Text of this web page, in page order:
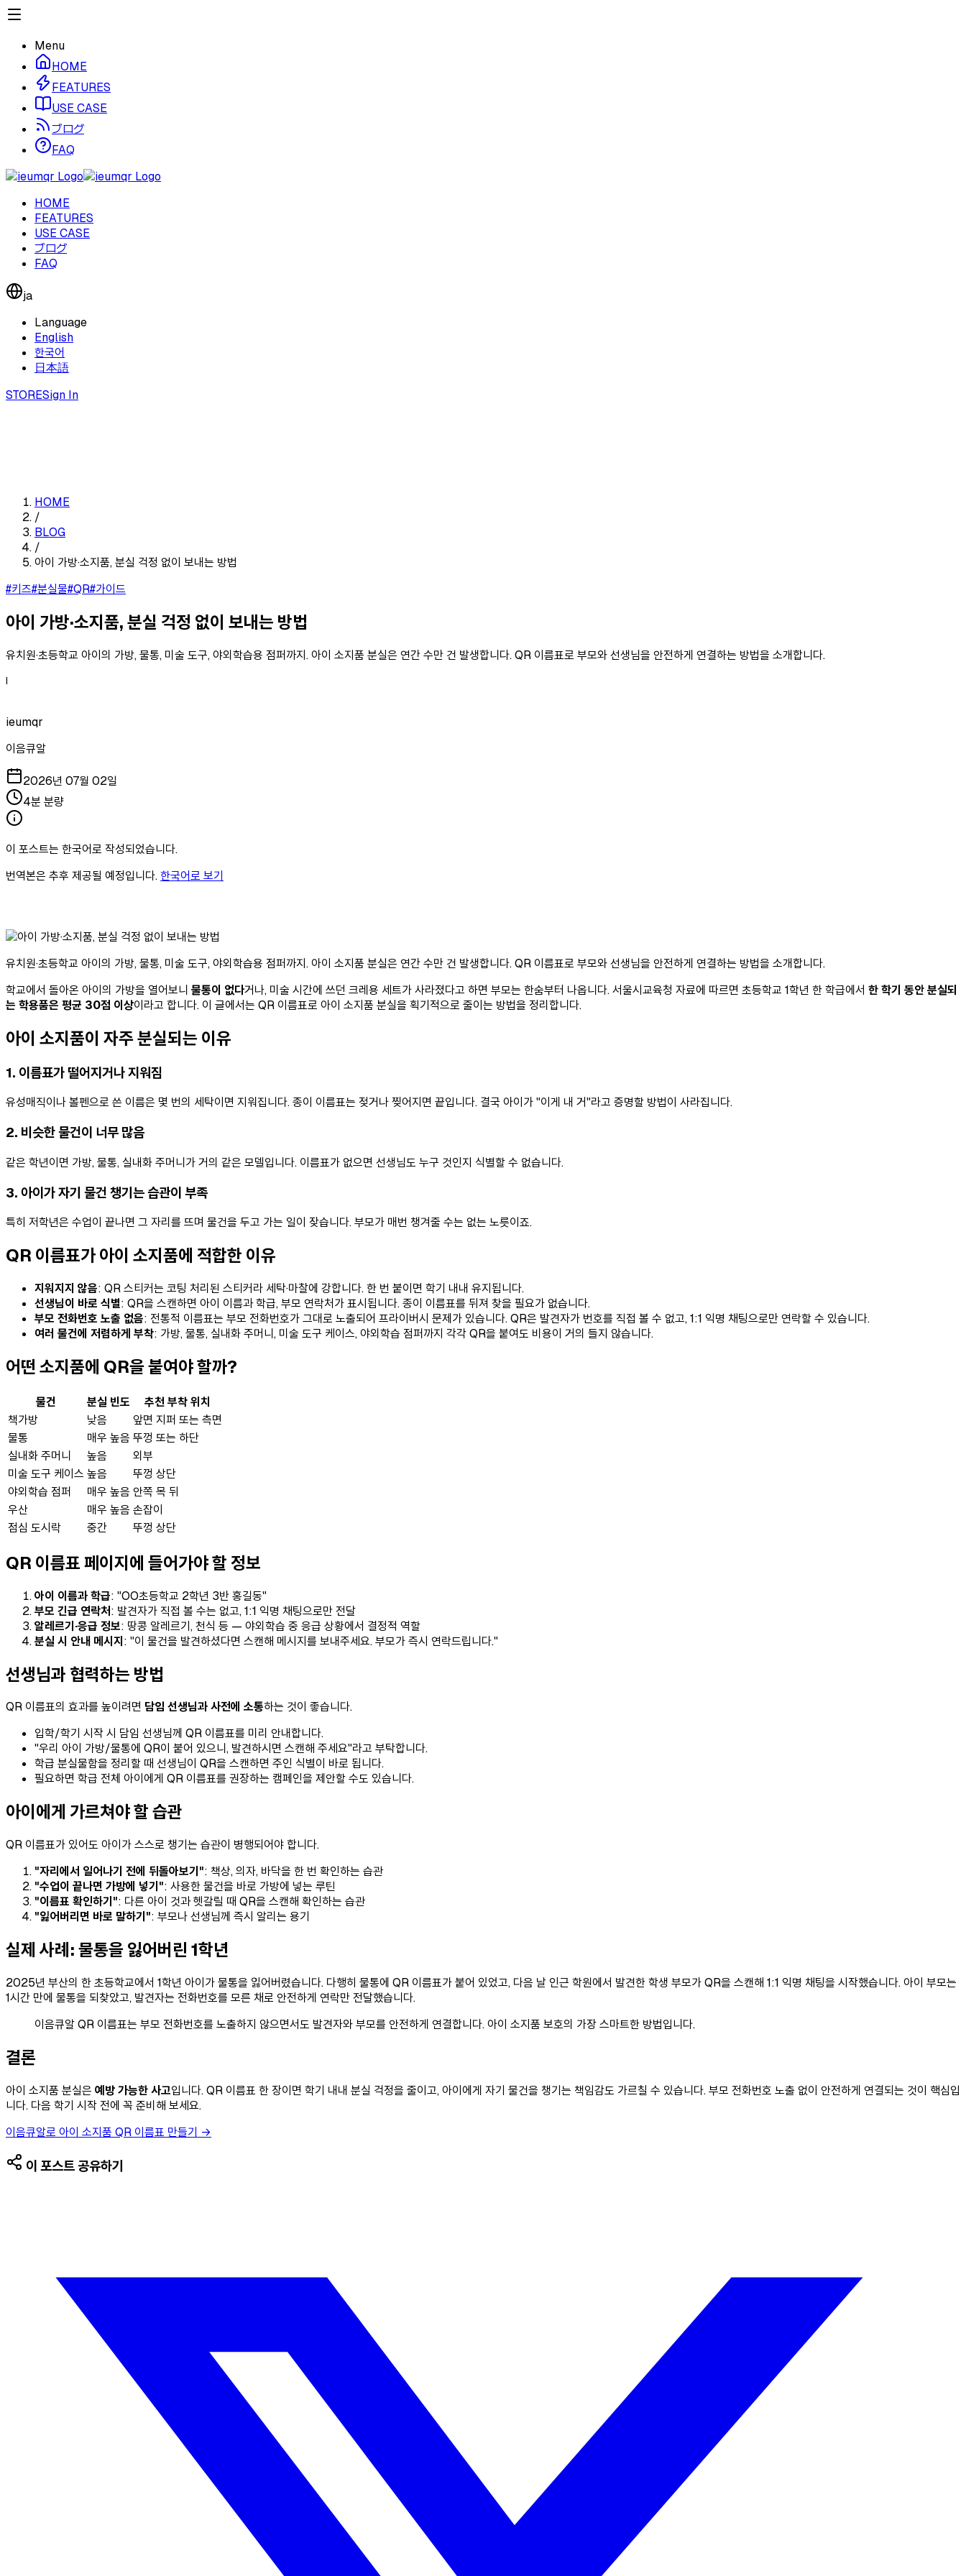
Menu
HOME
FEATURES
USE CASE
ブログ
FAQ
HOME
FEATURES
USE CASE
ブログ
FAQ
ja
Language
English
한국어
日本語
STORESign In
HOME
/
BLOG
/
아이 가방·소지품, 분실 걱정 없이 보내는 방법
#키즈#분실물#QR#가이드
아이 가방·소지품, 분실 걱정 없이 보내는 방법
유치원·초등학교 아이의 가방, 물통, 미술 도구, 야외학습용 점퍼까지. 아이 소지품 분실은 연간 수만 건 발생합니다. QR 이름표로 부모와 선생님을 안전하게 연결하는 방법을 소개합니다.
I
ieumqr
이음큐알
2026년 07월 02일
4분 분량
이 포스트는 한국어로 작성되었습니다.
번역본은 추후 제공될 예정입니다.한국어로 보기
유치원·초등학교 아이의 가방, 물통, 미술 도구, 야외학습용 점퍼까지. 아이 소지품 분실은 연간 수만 건 발생합니다. QR 이름표로 부모와 선생님을 안전하게 연결하는 방법을 소개합니다.
학교에서 돌아온 아이의 가방을 열어보니 물통이 없다거나, 미술 시간에 쓰던 크레용 세트가 사라졌다고 하면 부모는 한숨부터 나옵니다. 서울시교육청 자료에 따르면 초등학교 1학년 한 학급에서 한 학기 동안 분실되
는 학용품은 평균 30점 이상이라고 합니다. 이 글에서는 QR 이름표로 아이 소지품 분실을 획기적으로 줄이는 방법을 정리합니다.
아이 소지품이 자주 분실되는 이유
1. 이름표가 떨어지거나 지워짐
유성매직이나 볼펜으로 쓴 이름은 몇 번의 세탁이면 지워집니다. 종이 이름표는 젖거나 찢어지면 끝입니다. 결국 아이가 "이게 내 거"라고 증명할 방법이 사라집니다.
2. 비슷한 물건이 너무 많음
같은 학년이면 가방, 물통, 실내화 주머니가 거의 같은 모델입니다. 이름표가 없으면 선생님도 누구 것인지 식별할 수 없습니다.
3. 아이가 자기 물건 챙기는 습관이 부족
특히 저학년은 수업이 끝나면 그 자리를 뜨며 물건을 두고 가는 일이 잦습니다. 부모가 매번 챙겨줄 수는 없는 노릇이죠.
QR 이름표가 아이 소지품에 적합한 이유
지워지지 않음: QR 스티커는 코팅 처리된 스티커라 세탁·마찰에 강합니다. 한 번 붙이면 학기 내내 유지됩니다.
선생님이 바로 식별: QR을 스캔하면 아이 이름과 학급, 부모 연락처가 표시됩니다. 종이 이름표를 뒤져 찾을 필요가 없습니다.
부모 전화번호 노출 없음: 전통적 이름표는 부모 전화번호가 그대로 노출되어 프라이버시 문제가 있습니다. QR은 발견자가 번호를 직접 볼 수 없고, 1:1 익명 채팅으로만 연락할 수 있습니다.
여러 물건에 저렴하게 부착: 가방, 물통, 실내화 주머니, 미술 도구 케이스, 야외학습 점퍼까지 각각 QR을 붙여도 비용이 거의 들지 않습니다.
어떤 소지품에 QR을 붙여야 할까?
물건 분실 빈도
추천 부착 위치
책가방
낮음
앞면 지퍼 또는 측면
물통
매우 높음 뚜껑 또는 하단
실내화 주머니
높음
외부
미술 도구 케이스 높음
뚜껑 상단
야외학습 점퍼
매우 높음 안쪽 목 뒤
우산
매우 높음 손잡이
점심 도시락
중간 뚜껑 상단
QR 이름표 페이지에 들어가야 할 정보
아이 이름과 학급: "OO초등학교 2학년 3반 홍길동"
부모 긴급 연락처: 발견자가 직접 볼 수는 없고, 1:1 익명 채팅으로만 전달
알레르기·응급 정보: 땅콩 알레르기, 천식 등 — 야외학습 중 응급 상황에서 결정적 역할
분실 시 안내 메시지: "이 물건을 발견하셨다면 스캔해 메시지를 보내주세요. 부모가 즉시 연락드립니다."
선생님과 협력하는 방법
QR 이름표의 효과를 높이려면 담임 선생님과 사전에 소통하는 것이 좋습니다.
입학/학기 시작 시 담임 선생님께 QR 이름표를 미리 안내합니다.
"우리 아이 가방/물통에 QR이 붙어 있으니, 발견하시면 스캔해 주세요"라고 부탁합니다.
학급 분실물함을 정리할 때 선생님이 QR을 스캔하면 주인 식별이 바로 됩니다.
필요하면 학급 전체 아이에게 QR 이름표를 권장하는 캠페인을 제안할 수도 있습니다.
아이에게 가르쳐야 할 습관
QR 이름표가 있어도 아이가 스스로 챙기는 습관이 병행되어야 합니다.
"자리에서 일어나기 전에 뒤돌아보기": 책상, 의자, 바닥을 한 번 확인하는 습관
"수업이 끝나면 가방에 넣기": 사용한 물건을 바로 가방에 넣는 루틴
"이름표 확인하기": 다른 아이 것과 헷갈릴 때 QR을 스캔해 확인하는 습관
"잃어버리면 바로 말하기": 부모나 선생님께 즉시 알리는 용기
실제 사례: 물통을 잃어버린 1학년
2025년 부산의 한 초등학교에서 1학년 아이가 물통을 잃어버렸습니다. 다행히 물통에 QR 이름표가 붙어 있었고, 다음 날 인근 학원에서 발견한 학생 부모가 QR을 스캔해 1:1 익명 채팅을 시작했습니다. 아이 부모는
1시간 만에 물통을 되찾았고, 발견자는 전화번호를 모른 채로 안전하게 연락만 전달했습니다.
이음큐알 QR 이름표는 부모 전화번호를 노출하지 않으면서도 발견자와 부모를 안전하게 연결합니다. 아이 소지품 보호의 가장 스마트한 방법입니다.
결론
아이 소지품 분실은 예방 가능한 사고입니다. QR 이름표 한 장이면 학기 내내 분실 걱정을 줄이고, 아이에게 자기 물건을 챙기는 책임감도 가르칠 수 있습니다. 부모 전화번호 노출 없이 안전하게 연결되는 것이 핵심입
니다. 다음 학기 시작 전에 꼭 준비해 보세요.
이음큐알로 아이 소지품 QR 이름표 만들기 →
이 포스트 공유하기